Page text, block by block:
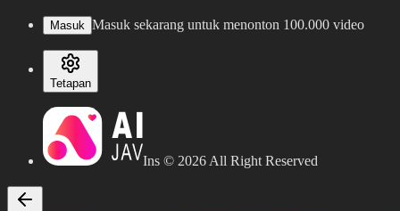
Masuk Masuk sekarang untuk menonton 100.000 video
Tetapan
Ins © 2026 All Right Reserved